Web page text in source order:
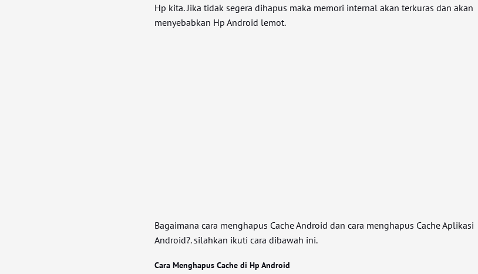
Hp kita. Jika tidak segera dihapus maka memori internal akan terkuras dan akan
menyebabkan Hp Android lemot.
Bagaimana cara menghapus Cache Android dan cara menghapus Cache Aplikasi
Android?. silahkan ikuti cara dibawah ini.
Cara Menghapus Cache di Hp Android